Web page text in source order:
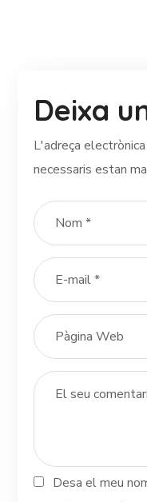
Deixa
L'adreça
necessaris estan
Desa el meu